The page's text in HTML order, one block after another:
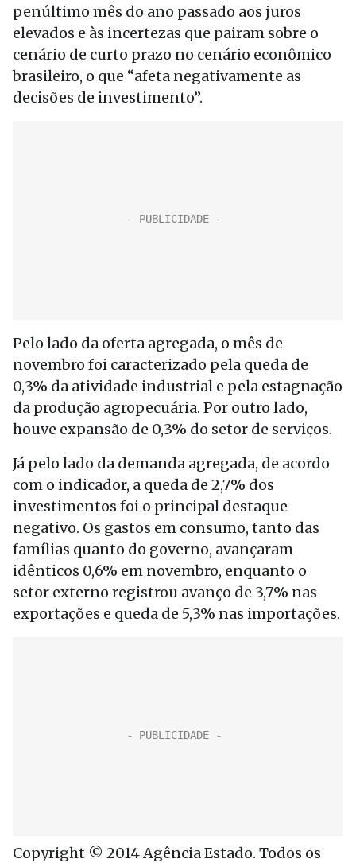
penúltimo mês do ano passado aos juros
elevados e às incertezas que pairam sobre o
cenário de curto prazo no cenário econômico
brasileiro, o que “afeta negativamente as
decisões de investimento”.
Pelo lado da oferta agregada, o mês de
novembro foi caracterizado pela queda de
0,3% da atividade industrial e pela estagnação
da produção agropecuária. Por outro lado,
houve expansão de 0,3% do setor de serviços.
Já pelo lado da demanda agregada, de acordo
com o indicador, a queda de 2,7% dos
investimentos foi o principal destaque
negativo. Os gastos em consumo, tanto das
famílias quanto do governo, avançaram
idênticos 0,6% em novembro, enquanto o
setor externo registrou avanço de 3,7% nas
exportações e queda de 5,3% nas importações.
Copyright © 2014 Agência Estado. Todos os